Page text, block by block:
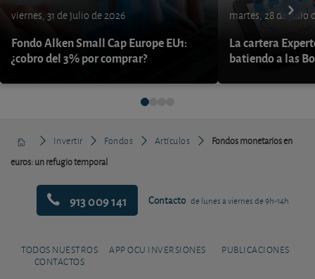
viernes, 31 de julio de 2026
Fondo Alken Small Cap Europe EU1:
¿cobro del 3% por comprar?
martes, 28 de julio
La cartera
batiendo a las
Invertir Fondos Artículos
Fondos monetarios en
euros: un refugio temporal
913 009 141 Contacto de lunes a viernes de 9h-14h
TODOS NUESTROS
CONTACTOS
APP OCU INVERSIONES PUBLICACIONES